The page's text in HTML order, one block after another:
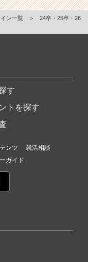
ン一覧 ＞
24卒・25卒・26
す
トを探す
ンツ
就活相談
ガイド